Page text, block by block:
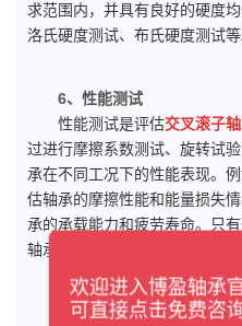
求范围内，并具有良好的硬度
洛氏硬度测试、布氏硬度测试等
6、性能测试
性能测试是评估交叉滚子
过进行摩擦系数测试、旋转试
承在不同工况下的性能表现。
估轴承的摩擦性能和能量损失
承的承载能力和疲劳寿命。只
轴承在实际使用条件下具有良好
7、装配质量控制
欢迎进入博盈轴承
可直接点击免费咨